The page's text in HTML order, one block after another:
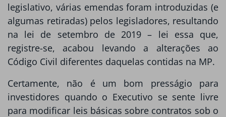
legislativo, várias emendas foram introduzidas (e
algumas retiradas) pelos legisladores, resultando
na lei de setembro de 2019 – lei essa que,
registre-se, acabou levando a alterações ao
Código Civil diferentes daquelas contidas na MP.
Certamente, não é um bom presságio para
investidores quando o Executivo se sente livre
para modificar leis básicas sobre contratos sob o